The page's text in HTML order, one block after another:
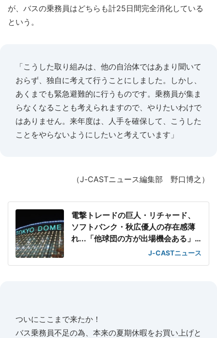
が、バスの乗務員はどちらも計25日間完全消化している
という。
「こうした取り組みは、他の自治体ではあまり聞いて
おらず、独自に考えて行うことにしました。しかし、
あくまでも緊急避難的に行うものです。乗務員が集ま
らなくなることも考えられますので、やりたいわけで
はありません。来年度は、人手を確保して、こうした
ことをやらないようにしたいと考えています」
（J-CASTニュース編集部 野口博之）
電撃トレードの巨人・リチャード、
ソフトバンク・秋広優人の存在感薄
れ...「他球団の方が出場機会ある」
J-CASTニュース
ついにここまで来たか！
バス乗務員不足の為、本来の夏期休暇をお買い上げと